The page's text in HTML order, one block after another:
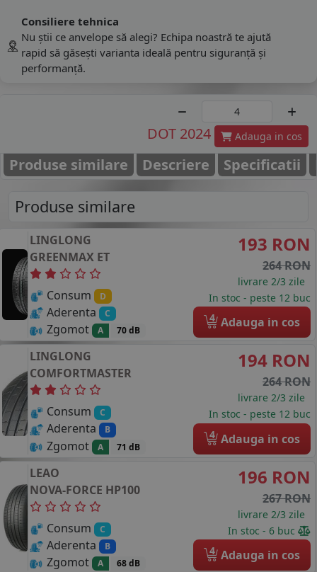
Consiliere tehnica
Nu știi ce anvelope să alegi? Echipa noastră te ajută
rapid să găsești varianta ideală pentru siguranță și
performanță.
DOT 2024 Adauga in cos
Produse similare Descriere Specificatii
Produse similare
LINGLONG
GREENMAX ET
Consum D
Aderenta C
Zgomot A 70 dB
193 RON
264 RON
livrare 2/3 zile
In stoc - peste 12 buc
4 Adauga in cos
LINGLONG
COMFORTMASTER
Consum C
Aderenta B
Zgomot A 71 dB
194 RON
264 RON
livrare 2/3 zile
In stoc - peste 12 buc
4 Adauga in cos
LEAO
NOVA-FORCE HP100
Consum C
Aderenta B
Zgomot A 68 dB
196 RON
267 RON
livrare 2/3 zile
In stoc - 6 buc
4 Adauga in cos